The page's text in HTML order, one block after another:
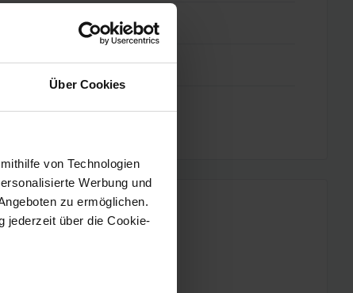
Über Cookies
von Technologien
Werbung und
zu ermöglichen.
jederzeit über die Cookie-